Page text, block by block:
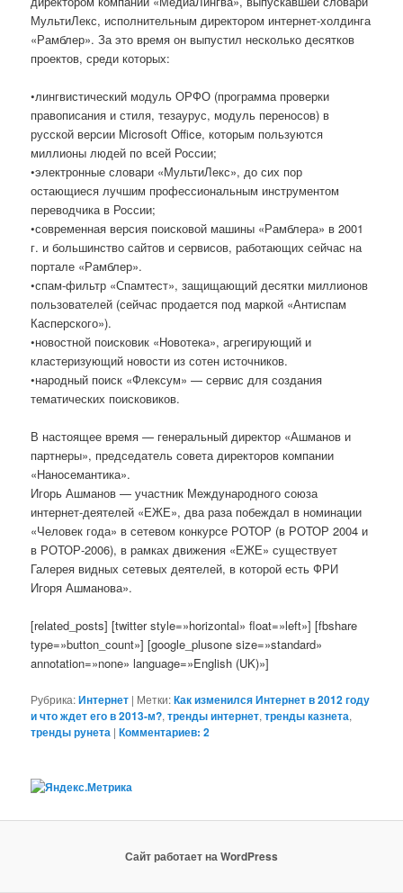
МультиЛекс, исполнительным директором интернет-холдинга
«Рамблер». За это время он выпустил несколько десятков
проектов, среди которых:
•лингвистический модуль ОРФО (программа проверки
правописания и стиля, тезаурус, модуль переносов) в
русской версии Microsoft Office, которым пользуются
миллионы людей по всей России;
•электронные словари «МультиЛекс», до сих пор
остающиеся лучшим профессиональным инструментом
переводчика в России;
•современная версия поисковой машины «Рамблера» в 2001
г. и большинство сайтов и сервисов, работающих сейчас на
портале «Рамблер».
•спам-фильтр «Спамтест», защищающий десятки миллионов
пользователей (сейчас продается под маркой «Антиспам
Касперского»).
•новостной поисковик «Новотека», агрегирующий и
кластеризующий новости из сотен источников.
•народный поиск «Флексум» — сервис для создания
тематических поисковиков.
В настоящее время — генеральный директор «Ашманов и
партнеры», председатель совета директоров компании
«Наносемантика».
Игорь Ашманов — участник Международного союза
интернет-деятелей «ЕЖЕ», два раза побеждал в номинации
«Человек года» в сетевом конкурсе РОТОР (в РОТОР 2004 и
в РОТОР-2006), в рамках движения «ЕЖЕ» существует
Галерея видных сетевых деятелей, в которой есть ФРИ
Игоря Ашманова».
[related_posts] [twitter style=»horizontal» float=»left»] [fbshare
type=»button_count»] [google_plusone size=»standard»
annotation=»none» language=»English (UK)»]
Рубрика:Интернет | Метки:Как изменился Интернет в 2012 году
и что ждет его в 2013-м?,тренды интернет,тренды казнета,
тренды рунета |Комментариев: 2
Сайт работает на WordPress